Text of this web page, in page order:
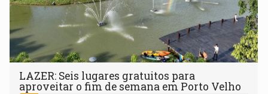
LAZER: Seis lugares gratuitos para
aproveitar o fim de semana em Porto Velho